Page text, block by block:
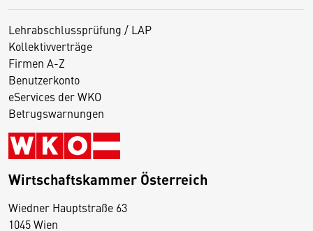
Lehrabschlussprüfung / LAP
Kollektivverträge
Firmen A-Z
Benutzerkonto
eServices der WKO
Betrugswarnungen
Wirtschaftskammer Österreich
Wiedner Hauptstraße 63
1045 Wien
D